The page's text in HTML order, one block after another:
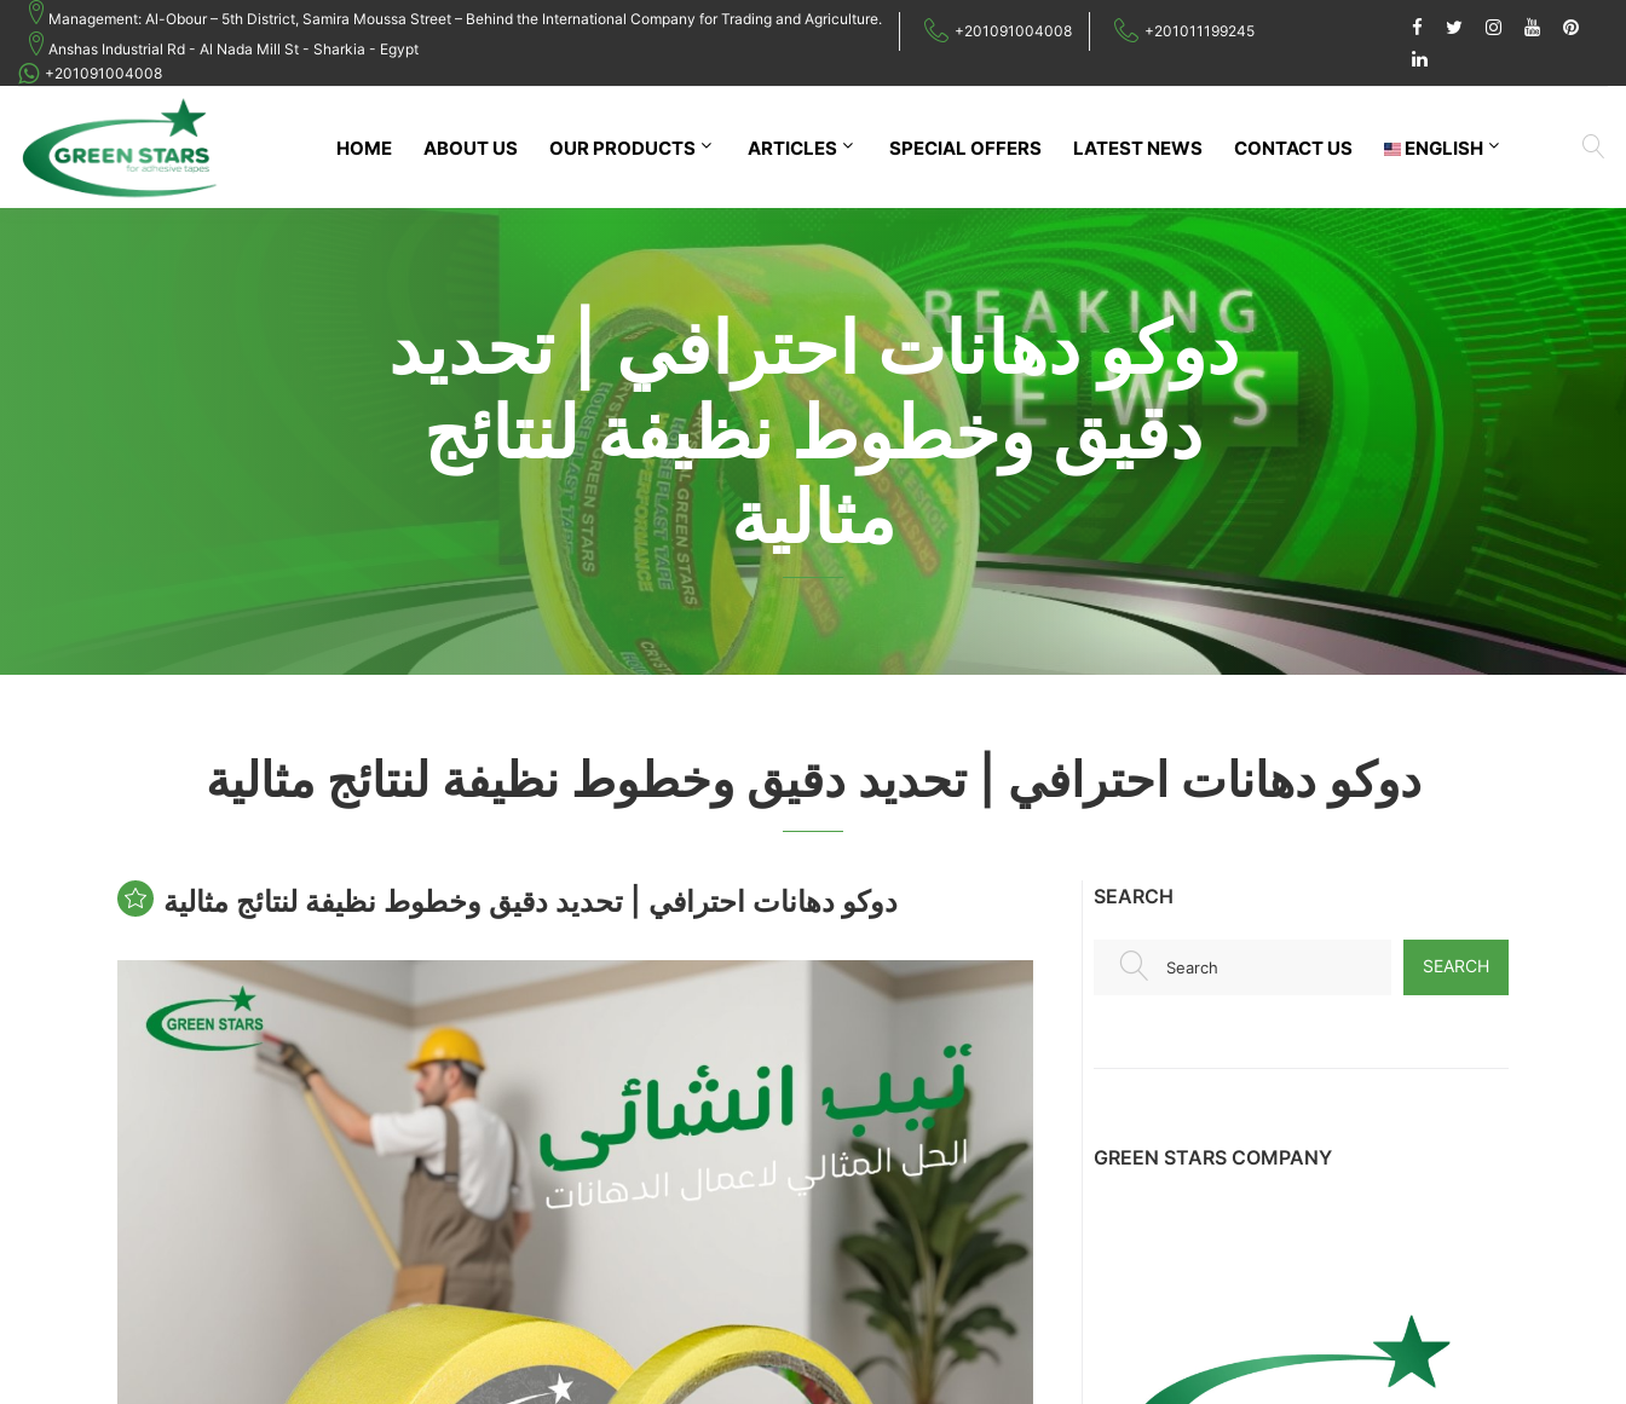
Management: Al-Obour – 5th District, Samira Moussa Street – Behind the International Company for Trading and Agriculture.
Anshas Industrial Rd - Al Nada Mill St - Sharkia - Egypt
+201091004008 +201011199245
+201091004008
HOME ABOUT US OUR PRODUCTS ARTICLES SPECIAL OFFERS LATEST NEWS CONTACT US ENGLISH
دوكو دهانات احترافي | تحديد
دقيق وخطوط نظيفة لنتائج
مثالية
دوكو دهانات احترافي | تحديد دقيق وخطوط نظيفة لنتائج مثالية
دوكو دهانات احترافي | تحديد دقيق وخطوط نظيفة لنتائج مثالية SEARCH
Search SEARCH
GREEN STARS COMPANY